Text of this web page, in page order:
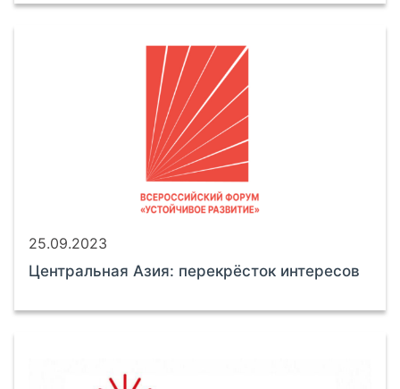
25.09.2023
Центральная Азия: перекрёсток интересов